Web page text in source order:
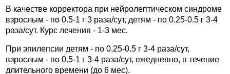
В качестве корректора при нейролептическом синдроме
взрослым - по 0.5-1 г 3 раза/сут, детям - по 0.25-0.5 г 3-4
раза/сут. Курс лечения - 1-3 мес.
При эпилепсии детям - по 0.25-0.5 г 3-4 раза/сут,
взрослым - по 0.5-1 г 3-4 раза/сут, ежедневно, в течение
длительного времени (до 6 мес).